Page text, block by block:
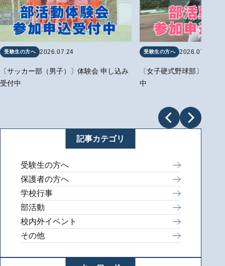
記事カテゴリ
受験生の方へ
保護者の方へ
学校行事
部活動
校内外イベント
その他
受験生の方へ 2026.07.24
〔サッカー部（男子）〕体験会 申し込み
受付中
受験生の方へ 2026.07.24
〔女子硬式野球部〕体験
中